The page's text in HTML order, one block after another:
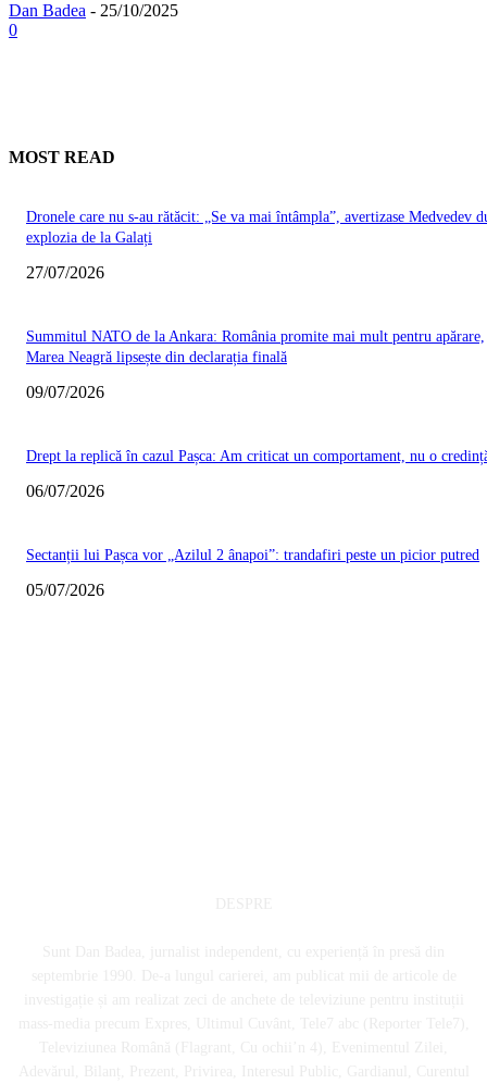
Dan Badea - 25/10/2025
0
MOST READ
Dronele care nu s-au rătăcit: „Se va mai întâmpla”, avertizase Medvedev
explozia de la Galați
27/07/2026
Summitul NATO de la Ankara: România promite mai mult pentru apărare,
Marea Neagră lipsește din declarația finală
09/07/2026
Drept la replică în cazul Pașca: Am criticat un comportament, nu o
06/07/2026
Sectanții lui Pașca vor „Azilul 2 ânapoi”: trandafiri peste un picior putred
05/07/2026